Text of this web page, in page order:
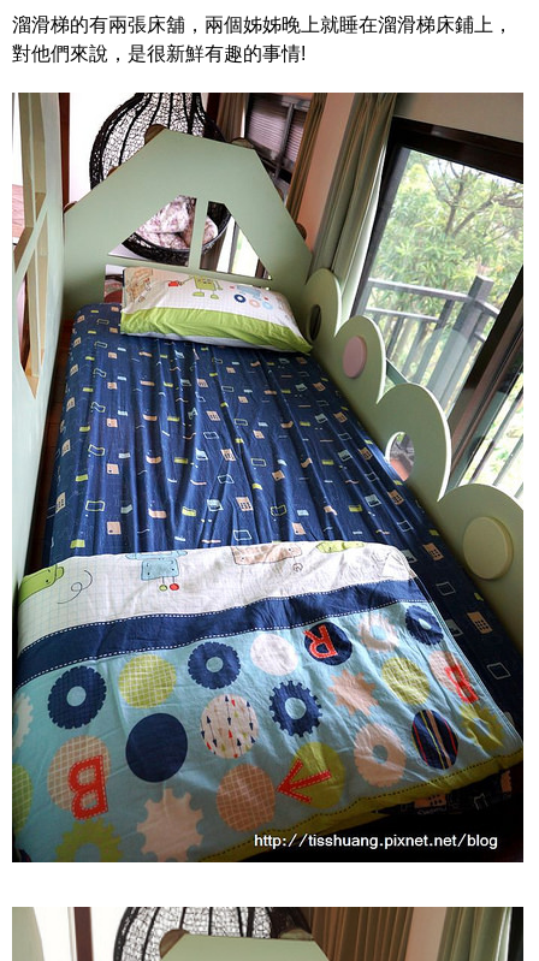
溜滑梯的有兩張床舖，兩個姊姊晚上就睡在溜滑梯床鋪上，
對他們來說，是很新鮮有趣的事情!